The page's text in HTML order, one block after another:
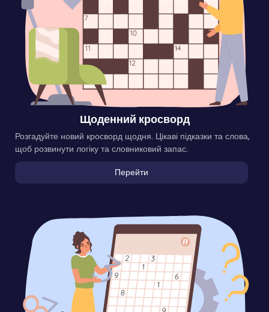
Щоденний кросворд
Розгадуйте новий кросворд щодня. Цікаві підказки та слова,
щоб розвинути логіку та словниковий запас.
Перейти